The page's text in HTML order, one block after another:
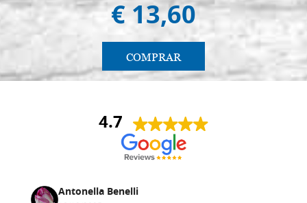
€ 13,60
COMPRAR
4.7
Antonella Benelli